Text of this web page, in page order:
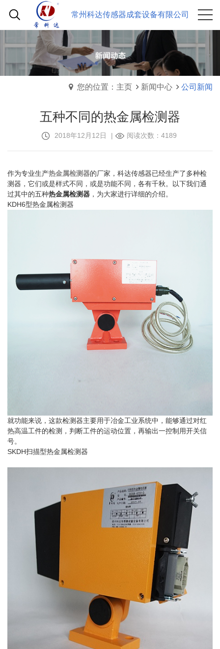
常州科达传感器成套设备有限公司
您的位置：主页 新闻中心 公司新闻
五种不同的热金属检测器
2018年12月12日 | 阅读次数：4189
作为专业生产热金属检测器的厂家，科达传感器已经生产了多种检
测器，它们或是样式不同，或是功能不同，各有千秋。以下我们通
过其中的五种热金属检测器 ，为大家进行详细的介绍。
KDH6型热金属检测器
就功能来说，这款检测器主要用于冶金工业系统中，能够通过对红
热高温工件的检测，判断工件的运动位置，再输出一控制用开关信
号。
SKDH扫描型热金属检测器